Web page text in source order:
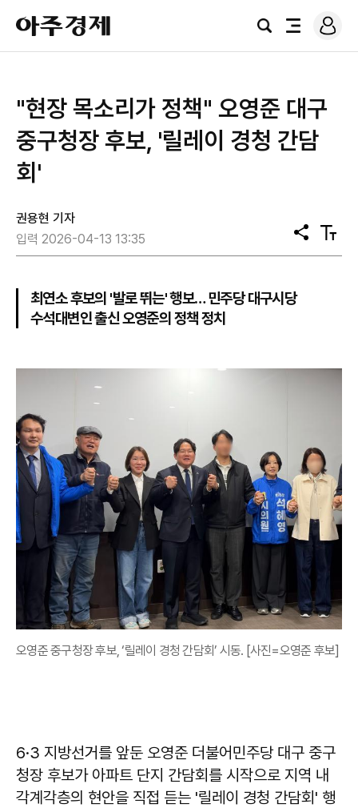
아
주
경
검
전
로
그
"현장 목소리가 정책" 오영준 대구
중구청장 후보, '릴레이 경청 간담
회'
권용현 기자
입력 2026-04-13 13:35
공
유
텍
스
최연소 후보의 '발로 뛰는' 행보… 민주당 대구시당
수석대변인 출신 오영준의 정책 정치
오영준 중구청장 후보, ‘릴레이 경청 간담회’ 시동. [사진=오영준 후보]
6·3 지방선거를 앞둔 오영준 더불어민주당 대구 중구
청장 후보가 아파트 단지 간담회를 시작으로 지역 내
각계각층의 현안을 직접 듣는 '릴레이 경청 간담회' 행